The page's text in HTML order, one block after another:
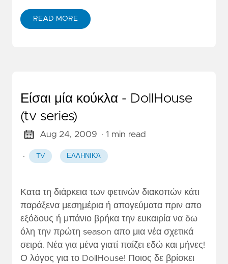
READ MORE
Είσαι μία κούκλα - DollHouse
(tv series)
Aug 24, 2009 · 1 min read
· TV ΕΛΛΗΝΙΚΆ
Κατα τη διάρκεια των φετινών διακοπών κάτι
παράξενα μεσημέρια ή απογεύματα πριν απο
εξόδους ή μπάνιο βρήκα την ευκαιρία να δω
όλη την πρώτη season απο μια νέα σχετικά
σειρά. Νέα για μένα γιατί παίζει εδώ και μήνες!
Ο λόγος για το DollHouse! Ποιος δε βρίσκει